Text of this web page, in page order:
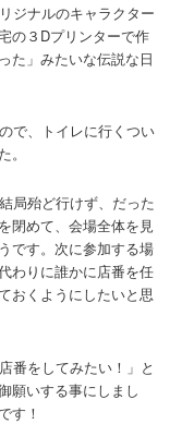
ジナルのキャラクター
の３Dプリンターで作
た」みたいな伝説な日
で、トイレに行くつい
局殆ど行けず、だった
閉めて、会場全体を見
です。次に参加する場
わりに誰かに店番を任
おくようにしたいと思
番をしてみたい！」と
願いする事にしまし
す！